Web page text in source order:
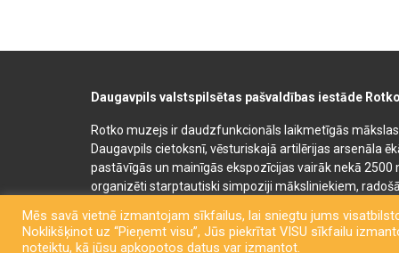
Daugavpils valstspilsētas pašvaldības iestāde
Rotko muzejs ir daudzfunkcionāls laikmetīgās
Daugavpils cietoksnī, vēsturiskajā artilērijas arsenāla
pastāvīgās un mainīgās ekspozīcijas vairāk nekā
organizēti starptautiski simpoziji māksliniekiem,
semināru un konferenču telpas. Rotko muzeja telpās
kafejnīca. Līdzās Rotko muzejam 2022. gadā tika
Mēs savā vietnē izmantojam sīkfailus, lai sniegtu jums
Noklikšķinot uz “Pieņemt visu”, Jūs piekrītat VISU sīkfailu
noteiktu, kā jūsu apkopotos datus var izmantot.